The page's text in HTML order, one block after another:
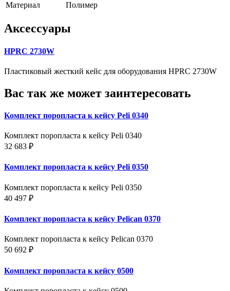
Материал
Полимер
Аксессуары
HPRC 2730W
Пластиковый жесткий кейс для оборудования HPRC 2730W
Вас так же может заинтересовать
Комплект поропласта к кейсу Peli 0340
Комплект поропласта к кейсу Peli 0340
32 683 ₽
Комплект поропласта к кейсу Peli 0350
Комплект поропласта к кейсу Peli 0350
40 497 ₽
Комплект поропласта к кейсу Pelican 0370
Комплект поропласта к кейсу Pelican 0370
50 692 ₽
Комплект поропласта к кейсу 0500